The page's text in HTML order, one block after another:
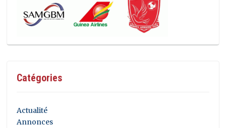
Catégories
Actualité
Annonces